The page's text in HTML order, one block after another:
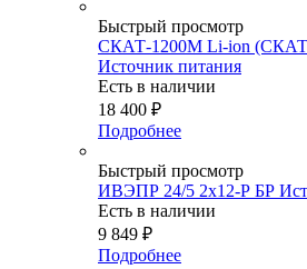
Быстрый просмотр
СКАТ-1200М Li-ion (СКАТ
Источник питания
Есть в наличии
18 400 ₽
Подробнее
Быстрый просмотр
ИВЭПР 24/5 2х12-Р БР
Есть в наличии
9 849 ₽
Подробнее